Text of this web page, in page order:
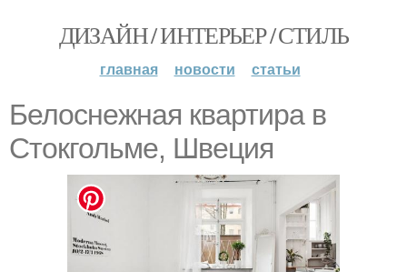
ДИЗАЙН / ИНТЕРЬЕР / СТИЛЬ
главная новости статьи
Белоснежная квартира в
Стокгольме, Швеция